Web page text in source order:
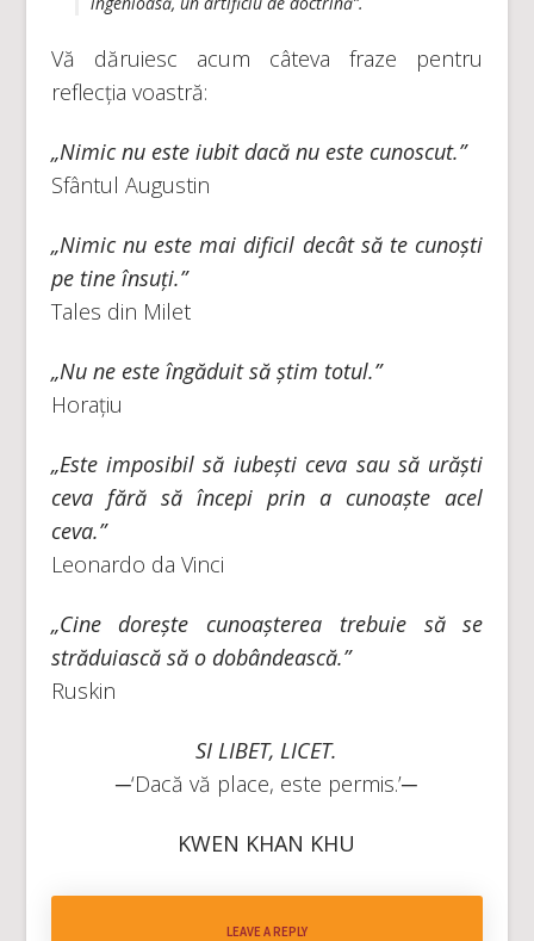
Vă dăruiesc acum câteva fraze pentru
reflecția voastră:
„Nimic nu este iubit dacă nu este cunoscut.”
Sfântul Augustin
„Nimic nu este mai dificil decât să te cunoști
pe tine însuți.”
Tales din Milet
„Nu ne este îngăduit să știm totul.”
Horațiu
„Este imposibil să iubești ceva sau să urăști
ceva fără să începi prin a cunoaște acel
ceva.”
Leonardo da Vinci
„Cine dorește cunoașterea trebuie să se
străduiască să o dobândească.”
Ruskin
SI LIBET, LICET.
─‘Dacă vă place, este permis.’─
KWEN KHAN KHU
LEAVE A REPLY